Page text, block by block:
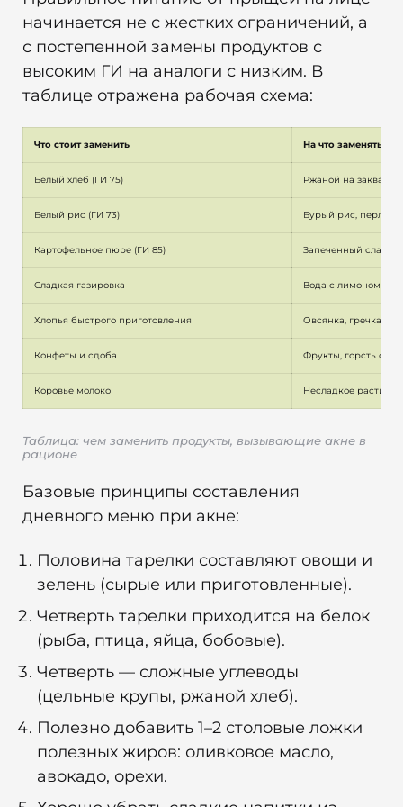
начинается не с жестких ограничений, а
с постепенной замены продуктов с
высоким ГИ на аналоги с низким. В
таблице отражена рабочая схема:
Что стоит заменить На что заменять
Белый хлеб (ГИ 75) Ржаной на закваске
Белый рис (ГИ 73) Бурый рис,
Картофельное пюре (ГИ 85) Запеченный
Сладкая газировка Вода с лимоном,
Хлопья быстрого приготовления Овсянка, гречка
Конфеты и сдоба Фрукты, горсть
Коровье молоко Несладкое
Таблица: чем заменить продукты, вызывающие акне в
рационе
Базовые принципы составления
дневного меню при акне:
Половина тарелки составляют овощи и
зелень (сырые или приготовленные).
Четверть тарелки приходится на белок
(рыба, птица, яйца, бобовые).
Четверть — сложные углеводы
(цельные крупы, ржаной хлеб).
Полезно добавить 1–2 столовые ложки
полезных жиров: оливковое масло,
авокадо, орехи.